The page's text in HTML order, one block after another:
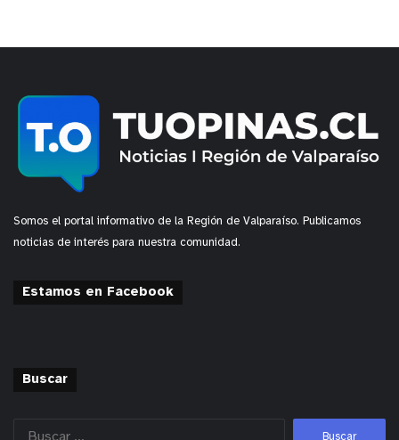
Somos el portal informativo de la Región de Valparaíso. Publicamos
noticias de interés para nuestra comunidad.
Estamos en Facebook
Buscar